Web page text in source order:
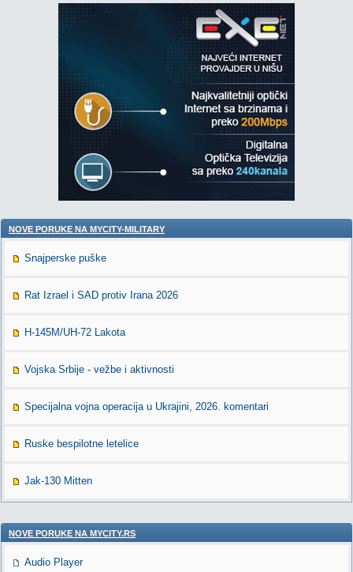
NOVE PORUKE NA MYCITY-MILITARY
Snajperske puške
Rat Izrael i SAD protiv Irana 2026
H-145M/UH-72 Lakota
Vojska Srbije - vežbe i aktivnosti
Specijalna vojna operacija u Ukrajini, 2026. komentari
Ruske bespilotne letelice
Jak-130 Mitten
NOVE PORUKE NA MYCITY.RS
Audio Player